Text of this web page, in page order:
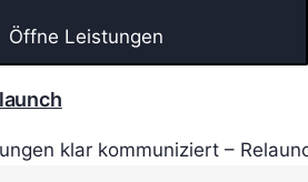
Öffne Leistungen
klar kommuniziert –